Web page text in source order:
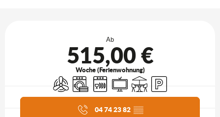
Ab
515,00 €
Woche (Ferienwohnung)
KlimaanlageWaschmaschine
Geschirrspülmaschine
FernsehenTerrasseParkplatz
Aktuelle Agenda
04 74 23 82 ▒▒